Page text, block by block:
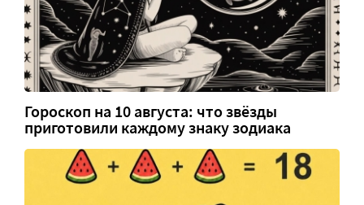
Гороскоп на 10 августа: что звёзды
приготовили каждому знаку зодиака